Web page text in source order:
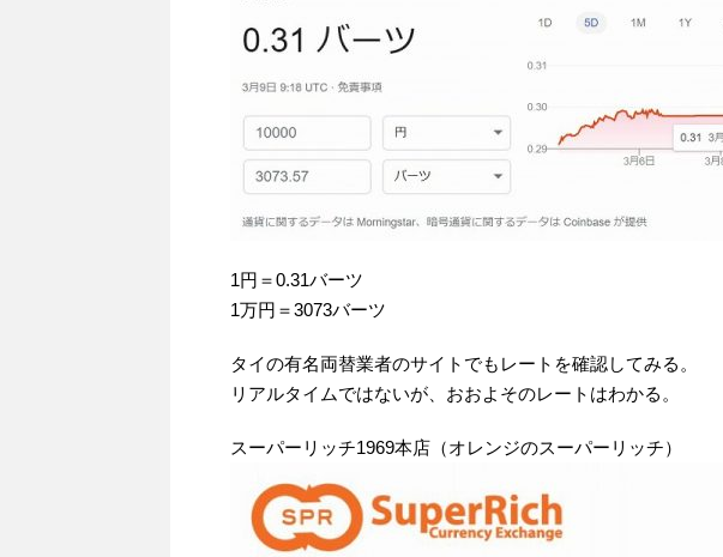
1円＝0.31バーツ
1万円＝3073バーツ
タイの有名両替業者のサイトでもレートを確認してみる。
リアルタイムではないが、おおよそのレートはわかる。
スーパーリッチ1969本店（オレンジのスーパーリッチ）